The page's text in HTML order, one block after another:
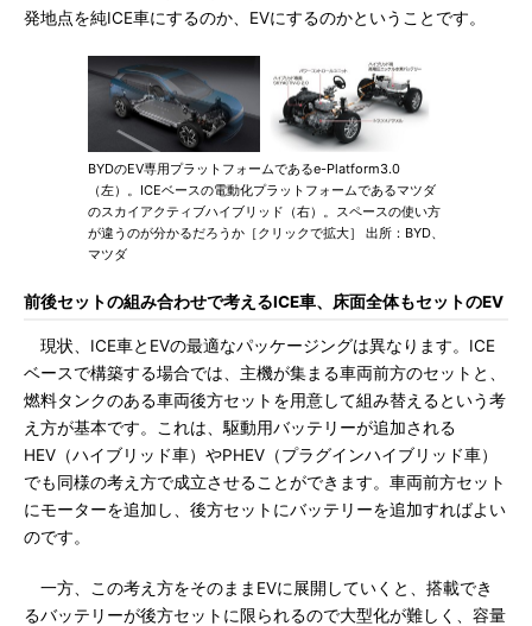
発地点を純ICE車にするのか、EVにするのかということです。
BYDのEV専用プラットフォームであるe-Platform3.0
（左）。ICEベースの電動化プラットフォームであるマツダ
のスカイアクティブハイブリッド（右）。スペースの使い方
が違うのが分かるだろうか［クリックで拡大］ 出所：BYD、
マツダ
前後セットの組み合わせで考えるICE車、床面全体もセットのEV
現状、ICE車とEVの最適なパッケージングは異なります。ICE
ベースで構築する場合では、主機が集まる車両前方のセットと、
燃料タンクのある車両後方セットを用意して組み替えるという考
え方が基本です。これは、駆動用バッテリーが追加される
HEV（ハイブリッド車）やPHEV（プラグインハイブリッド車）
でも同様の考え方で成立させることができます。車両前方セット
にモーターを追加し、後方セットにバッテリーを追加すればよい
のです。
一方、この考え方をそのままEVに展開していくと、搭載でき
るバッテリーが後方セットに限られるので大型化が難しく、容量